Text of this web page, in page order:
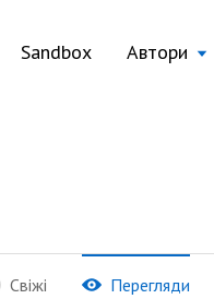
Sandbox Автори
Свіжі Перегляди